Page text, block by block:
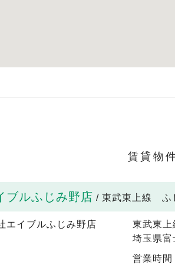
賃貸物
ブルふじみ野店 / 東武東上線 ふ
東武東上
埼玉県
営業時